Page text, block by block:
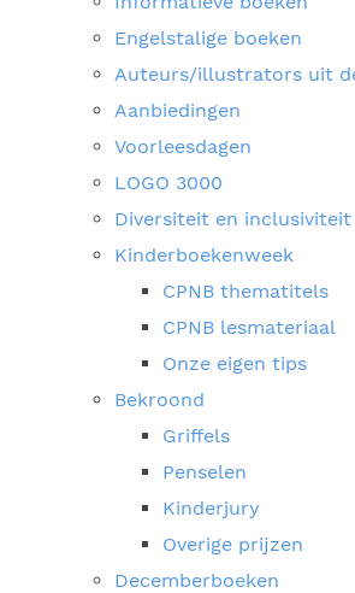
Engelstalige boeken
Auteurs/illustrators uit
Aanbiedingen
Voorleesdagen
LOGO 3000
Diversiteit en inclusiviteit
Kinderboekenweek
CPNB thematitels
CPNB lesmateriaal
Onze eigen tips
Bekroond
Griffels
Penselen
Kinderjury
Overige prijzen
Decemberboeken